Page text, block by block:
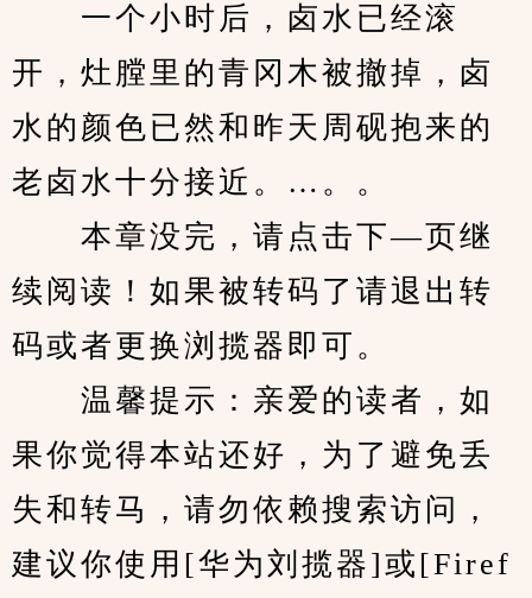
一个小时后，卤水已经滚
开，灶膛里的青冈木被撤掉，卤
水的颜色已然和昨天周砚抱来的
老卤水十分接近。…。。
本章没完，请点击下—页继
续阅读！如果被转码了请退出转
码或者更换浏揽器即可。
温馨提示：亲爱的读者，如
果你觉得本站还好，为了避免丢
失和转马，请勿依赖搜索访问，
建议你使用[华为刘揽器]或[Firef